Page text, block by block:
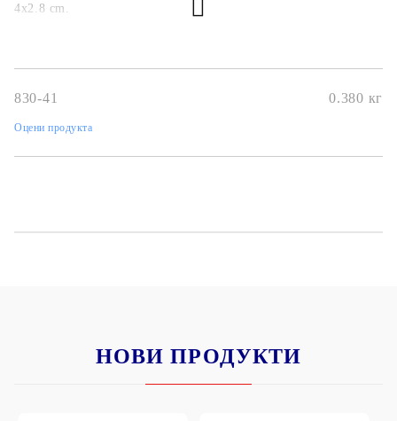
4x2.8 cm.
830-41 0.380 кг
Оцени продукта
НОВИ ПРОДУКТИ